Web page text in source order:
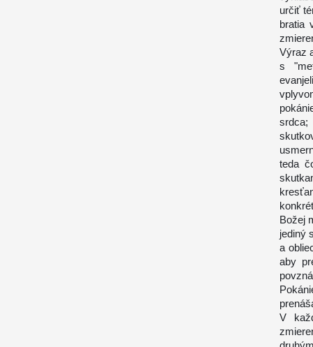
určiť
bratia
Výraz
s
teda
Božej
jediný
a
aby
V